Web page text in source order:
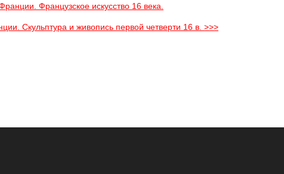
Французское искусство 16 века.
Скульптура и живопись первой четверти 16 в. >>>